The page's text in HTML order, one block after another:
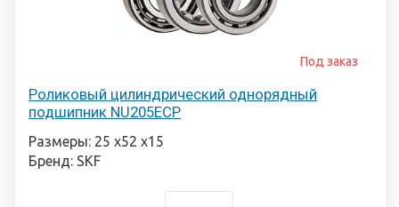
Роликовый цилиндрический однорядный
подшипник NU205ECP
Под заказ
Размеры: 25 х52 х15
Бренд: SKF